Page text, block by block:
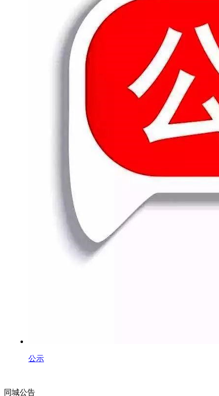
公示
同城公告